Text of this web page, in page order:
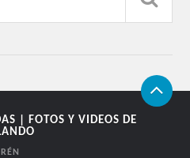
| FOTOS Y VIDEOS DE